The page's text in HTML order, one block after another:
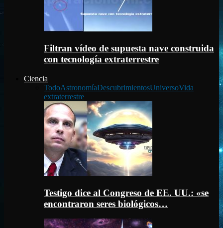
Filtran vídeo de supuesta nave construida
con tecnología extraterrestre
Ciencia
TodoAstronomíaDescubrimientosUniversoVida
extraterrestre
Testigo dice al Congreso de EE. UU.: «se
encontraron seres biológicos…